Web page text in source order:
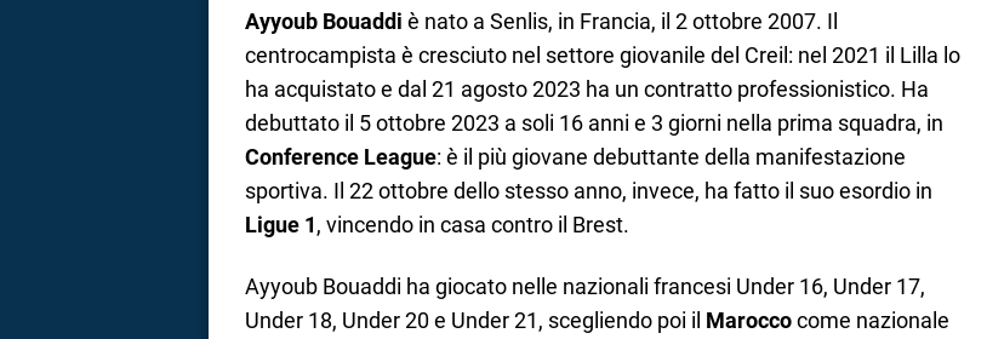
Ayyoub Bouaddi è nato a Senlis, in Francia, il 2 ottobre 2007. Il
centrocampista è cresciuto nel settore giovanile del Creil: nel 2021 il Lilla lo
ha acquistato e dal 21 agosto 2023 ha un contratto professionistico. Ha
debuttato il 5 ottobre 2023 a soli 16 anni e 3 giorni nella prima squadra, in
Conference League: è il più giovane debuttante della manifestazione
sportiva. Il 22 ottobre dello stesso anno, invece, ha fatto il suo esordio in
Ligue 1, vincendo in casa contro il Brest.
Ayyoub Bouaddi ha giocato nelle nazionali francesi Under 16, Under 17,
Under 18, Under 20 e Under 21, scegliendo poi il Maroccocome nazionale